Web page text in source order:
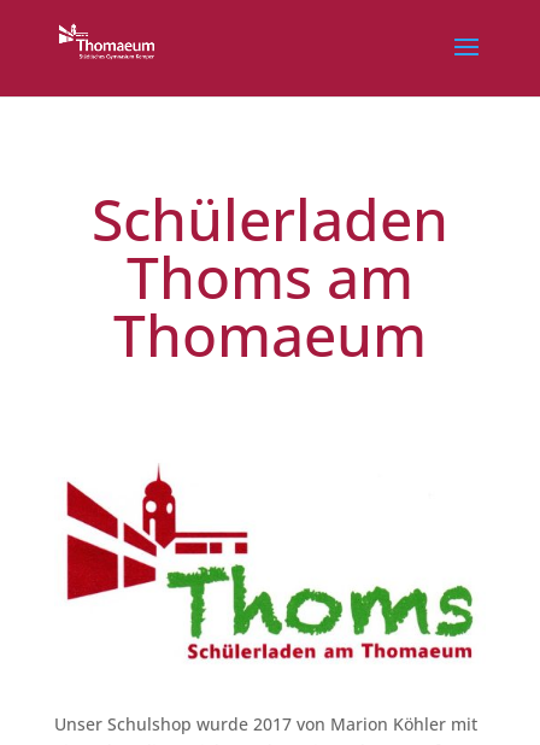
Schülerladen
Thoms am
Thomaeum
Unser Schulshop wurde 2017 von Marion Köhler mit